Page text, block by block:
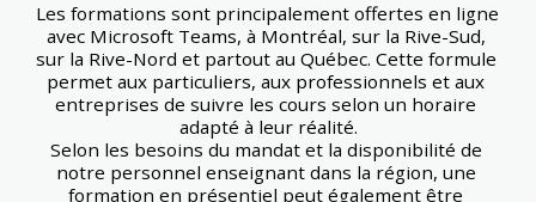
Les formations sont principalement offertes en ligne
avec Microsoft Teams, à Montréal, sur la Rive-Sud,
sur la Rive-Nord et partout au Québec. Cette formule
permet aux particuliers, aux professionnels et aux
entreprises de suivre les cours selon un horaire
adapté à leur réalité.
Selon les besoins du mandat et la disponibilité de
notre personnel enseignant dans la région, une
formation en présentiel peut également être